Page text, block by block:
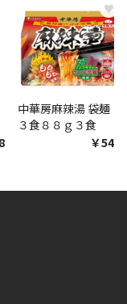
♥
中華房麻辣湯 袋麺
３食８８ｇ３食
￥548